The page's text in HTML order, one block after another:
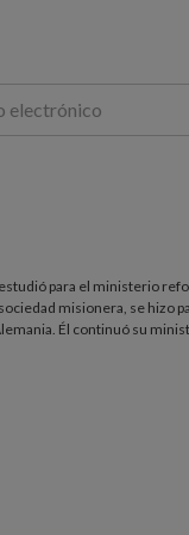
para el ministerio
misionera, se hizo
Él continuó su